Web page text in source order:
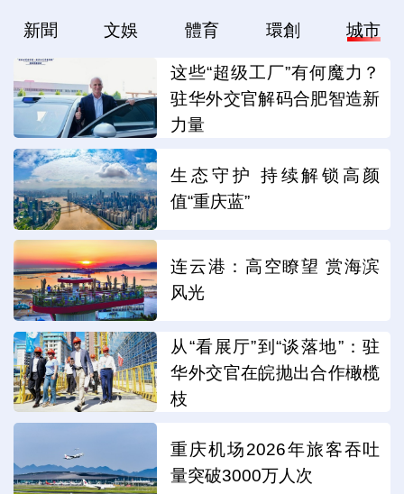
新聞 文娛 體育 環創 城市
这些“超级工厂”有何魔力？
驻华外交官解码合肥智造新
力量
生态守护 持续解锁高颜
值“重庆蓝”
连云港：高空瞭望 赏海滨
风光
从“看展厅”到“谈落地”：驻
华外交官在皖抛出合作橄榄
枝
重庆机场2026年旅客吞吐
量突破3000万人次